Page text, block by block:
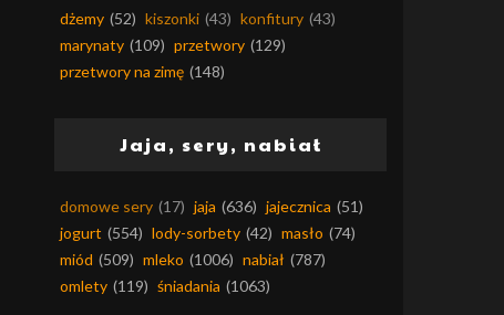
dżemy (52) kiszonki (43) konfitury (43)
marynaty (109) przetwory (129)
przetwory na zimę (148)
Jaja, sery, nabiał
domowe sery (17) jaja (636) jajecznica (51)
jogurt (554) lody-sorbety (42) masło (74)
miód (509) mleko (1006) nabiał (787)
omlety (119) śniadania (1063)